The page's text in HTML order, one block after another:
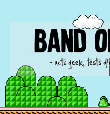
BAND OF
Actu Geek d'hier et d'aujourd'hui